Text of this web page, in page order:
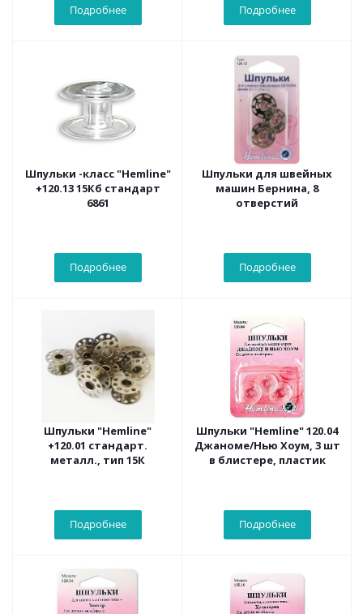
Подробнее Подробнее
Шпульки -класс "Hemline"
+120.13 15Кб стандарт
6861
Подробнее
Шпульки для швейных
машин Бернина, 8
отверстий
Подробнее
Шпульки "Hemline"
+120.01 стандарт.
металл., тип 15К
Подробнее
Шпульки "Hemline" 120.04
Джаноме/Нью Хоум, 3 шт
в блистере, пластик
Подробнее